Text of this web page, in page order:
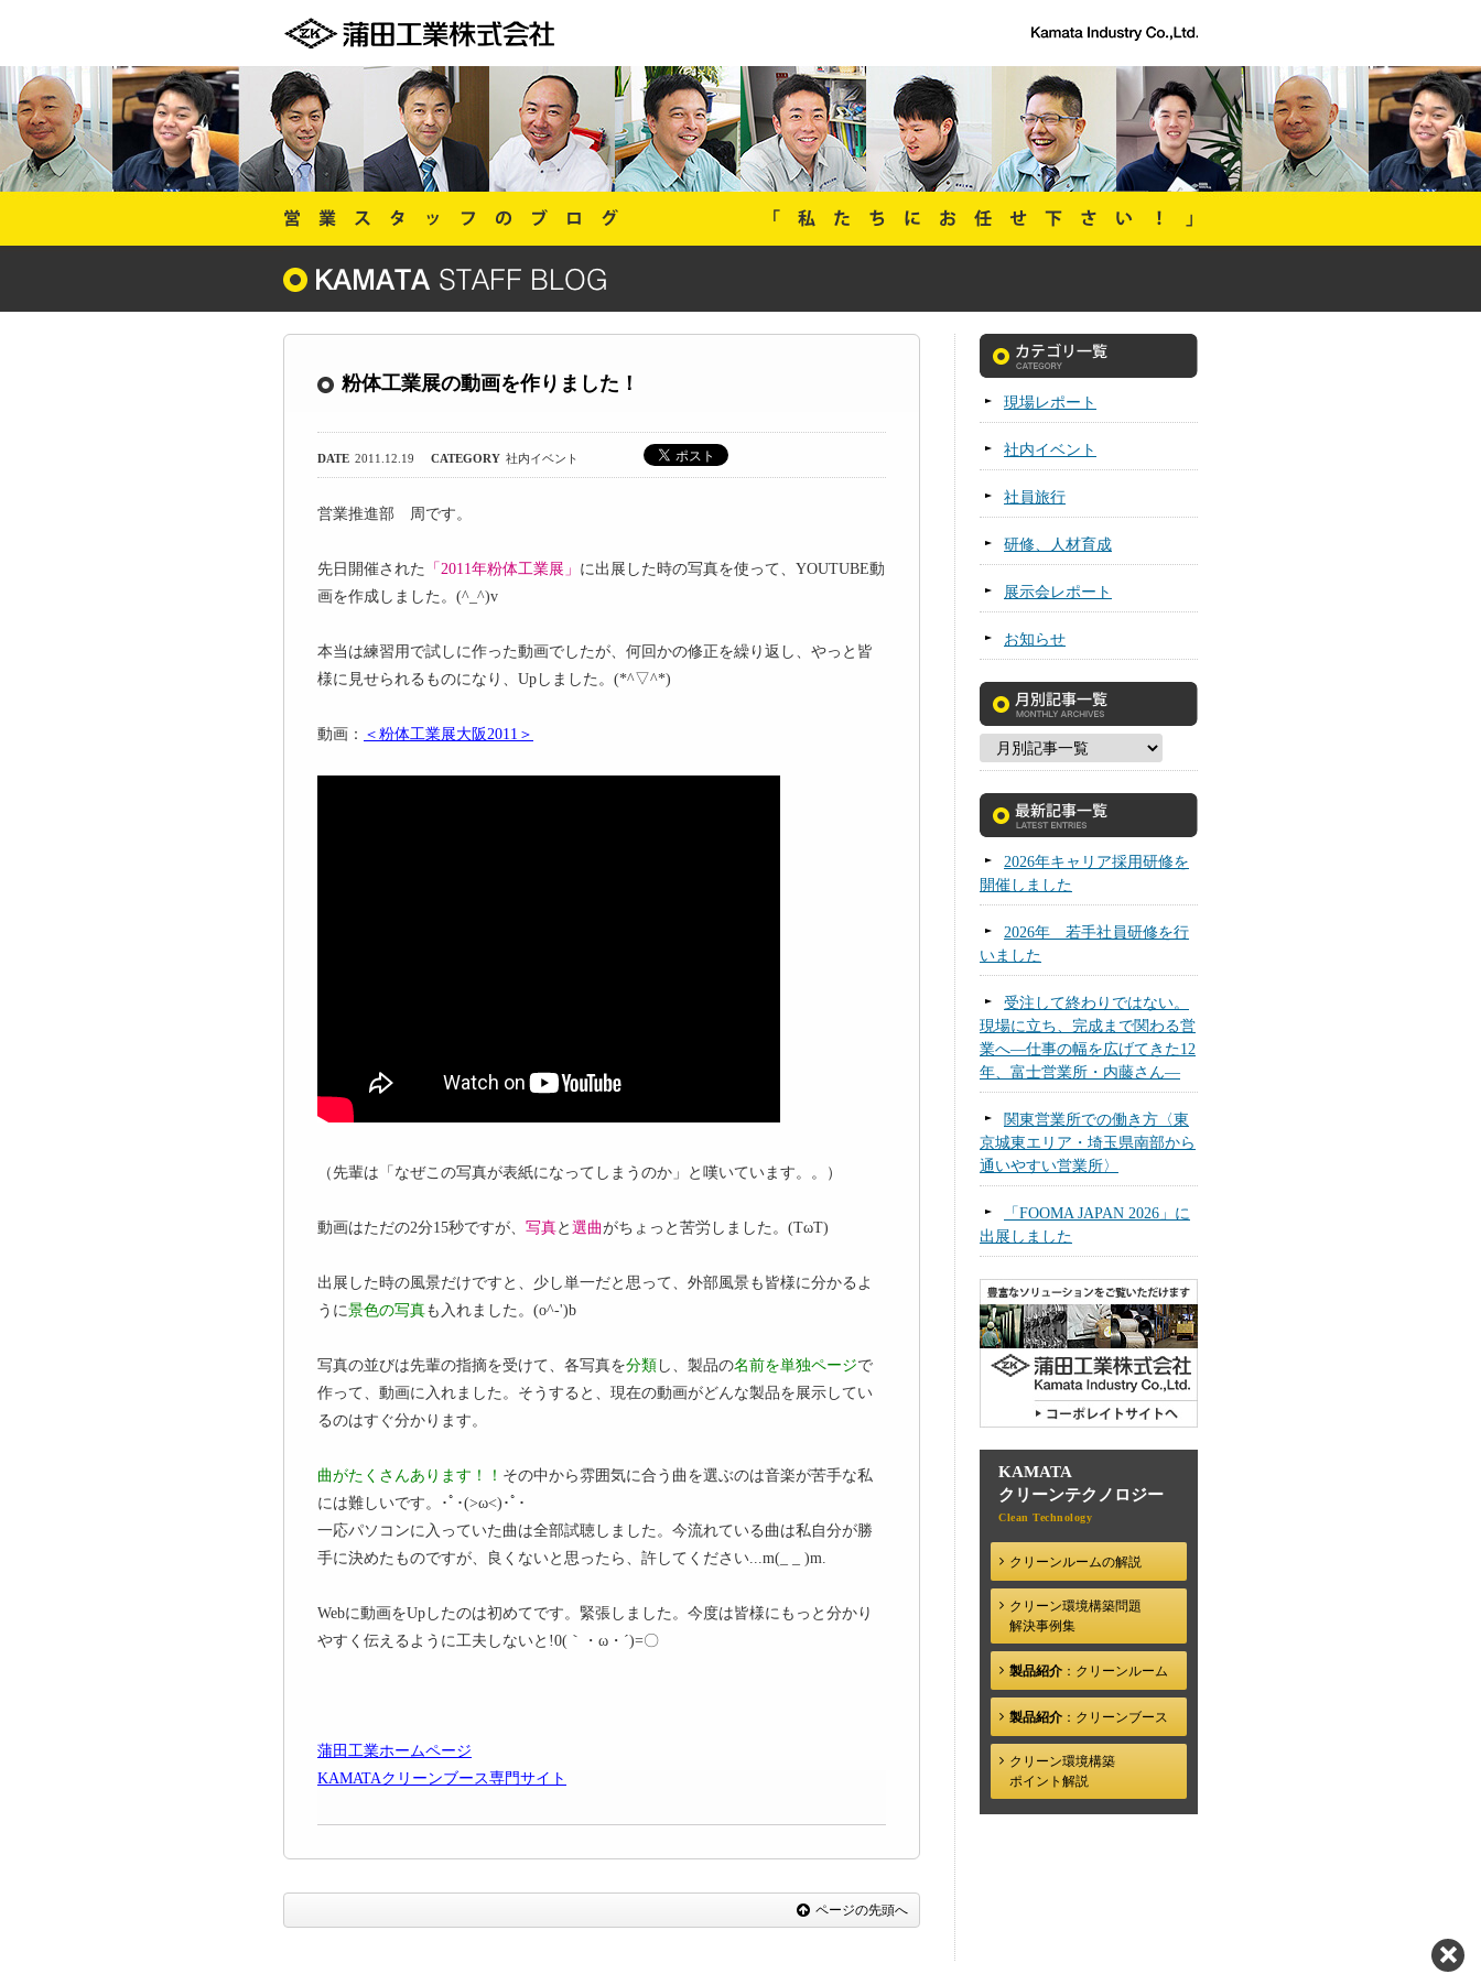
粉体工業展の動画を作りました！
DATE 2011.12.19 CATEGORY 社内イベント
営業推進部 周です。
先日開催された 「2011年粉体工業展」 に出展した時の写真を使って、YOUTUBE動
画を作成しました。(^_^)v
本当は練習用で試しに作った動画でしたが、何回かの修正を繰り返し、やっと皆
様に見せられるものになり、Upしました。(*^▽^*)
動画： ＜粉体工業展大阪2011＞
（先輩は「なぜこの写真が表紙になってしまうのか」と嘆いています。。）
動画はただの2分15秒ですが、 写真と 選曲がちょっと苦労しました。(TωT)
出展した時の風景だけですと、少し単一だと思って、外部風景も皆様に分かるよ
うに景色の写真も入れました。(o^-')b
写真の並びは先輩の指摘を受けて、各写真を分類 し、製品の名前を単独ページで
作って、動画に入れました。そうすると、現在の動画がどんな製品を展示してい
るのはすぐ分かります。
曲がたくさんあります！！ その中から雰囲気に合う曲を選ぶのは音楽が苦手な私
には難しいです。･ﾟ･(>ω<)･ﾟ･
一応パソコンに入っていた曲は全部試聴しました。今流れている曲は私自分が勝
手に決めたものですが、良くないと思ったら、許してください...m(_ _ )m.
Webに動画をUpしたのは初めてです。緊張しました。今度は皆様にもっと分かり
やすく伝えるように工夫しないと!0(｀・ω・´)=〇
蒲田工業ホームページ
KAMATAクリーンブース専門サイト
ページの先頭へ
現場レポート
社内イベント
社員旅行
研修、人材育成
展示会レポート
お知らせ
2026年キャリア採用研修を
開催しました
2026年 若手社員研修を行
いました
受注して終わりではない。
現場に立ち、完成まで関わる営
業へ―仕事の幅を広げてきた12
年、富士営業所・内藤さん―
関東営業所での働き方〈東
京城東エリア・埼玉県南部から
通いやすい営業所〉
「FOOMA JAPAN 2026」に
出展しました
KAMATA
クリーンテクノロジー
クリーンルームの解説
クリーン環境構築問題
解決事例集
製品紹介 ：クリーンルーム
製品紹介 ：クリーンブース
クリーン環境構築
ポイント解説